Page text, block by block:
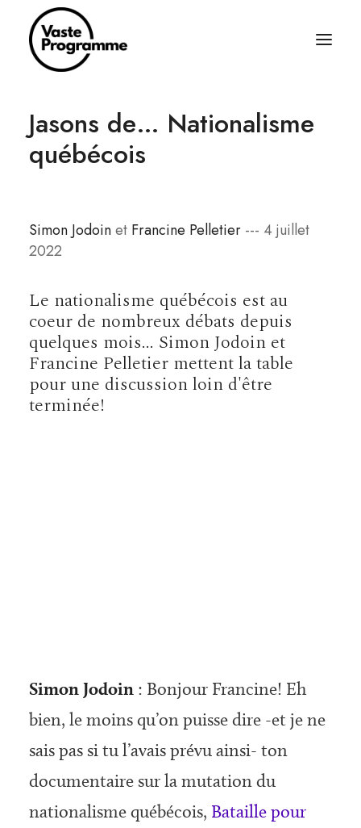
À PROPOS
ÉCRITURES
ABONNEZ-VOUS
CONTACT
Jasons de… Nationalisme
québécois
Simon Jodoinet Francine Pelletier --- 4 juillet
2022
Le nationalisme québécois est au
coeur de nombreux débats depuis
quelques mois... Simon Jodoin et
Francine Pelletier mettent la table
pour une discussion loin d'être
terminée!
Simon Jodoin : Bonjour Francine! Eh
bien, le moins qu’on puisse dire -et je ne
sais pas si tu l’avais prévu ainsi- ton
documentaire sur la mutation du
nationalisme québécois, Bataille pour